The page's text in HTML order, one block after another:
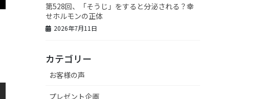
第528回、「そうじ」をすると分泌される？幸
せホルモンの正体
2026年7月11日
カテゴリー
お客様の声
プレゼント企画